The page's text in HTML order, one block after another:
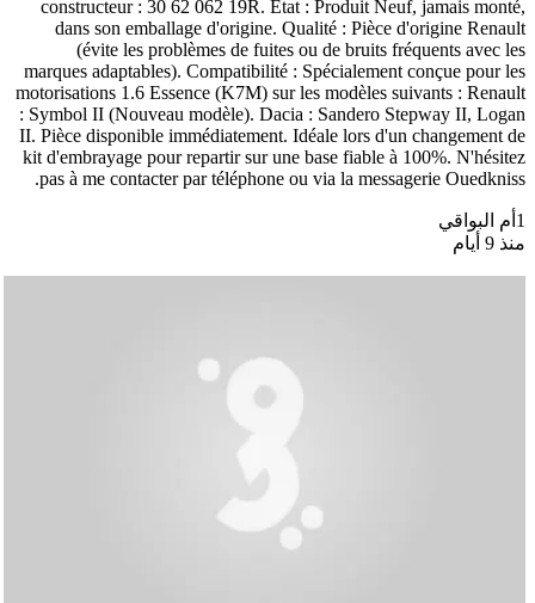
BUTEE EMBRAYAGE SYMBOL
II/STEPWAY II 1.6 RENAULT